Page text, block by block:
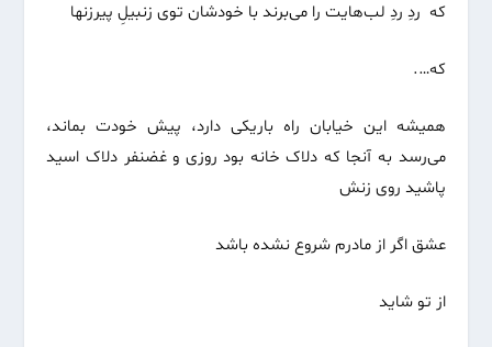
که ردِ ردِ لب‌هایت را می‌برند با خودشان توی زنبیلِ پیرزنها
که….
همیشه این خیابان راه باریکی دارد، پیش خودت بماند،
می‌رسد به آنجا که دلاک خانه بود روزی و غضنفر دلاک اسید
پاشید روی زنش
عشق اگر از مادرم شروع نشده باشد
از تو شاید